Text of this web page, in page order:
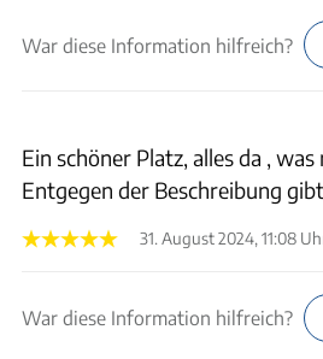
War diese Information hilfreich?
Ein schöner Platz, alles da , was
Entgegen der Beschreibung
31. August 2024, 11:08
War diese Information hilfreich?